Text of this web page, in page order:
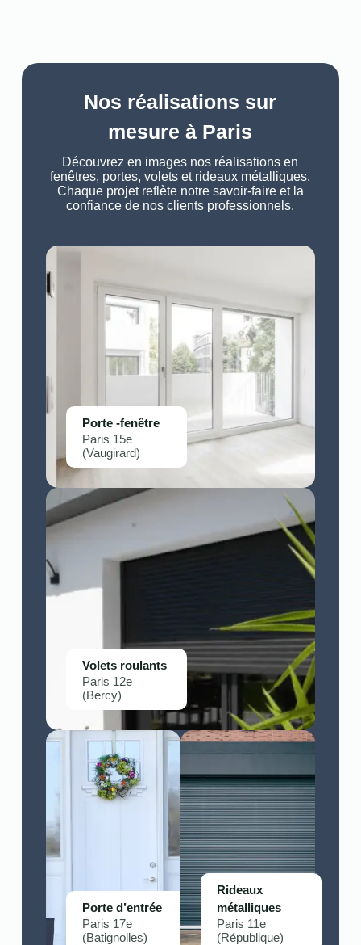
Nos réalisations sur
mesure à Paris
Découvrez en images nos réalisations en
fenêtres, portes, volets et rideaux métalliques.
Chaque projet reflète notre savoir-faire et la
confiance de nos clients professionnels.
Porte -fenêtre
Paris 15e
(Vaugirard)
Volets roulants
Paris 12e
(Bercy)
Porte d’entrée
Paris 17e
(Batignolles)
Rideaux
métalliques
Paris 11e
(République)